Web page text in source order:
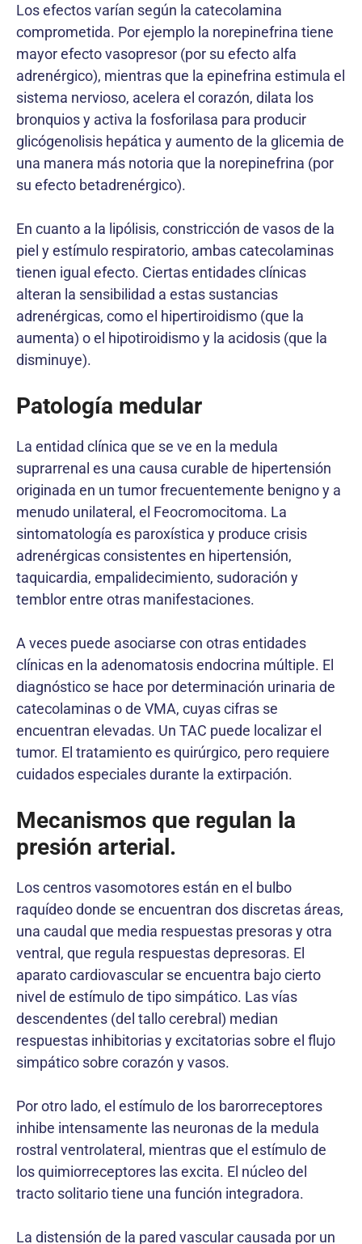
Los efectos varían según la catecolamina
comprometida. Por ejemplo la norepinefrina tiene
mayor efecto vasopresor (por su efecto alfa
adrenérgico), mientras que la epinefrina estimula el
sistema nervioso, acelera el corazón, dilata los
bronquios y activa la fosforilasa para producir
glicógenolisis hepática y aumento de la glicemia de
una manera más notoria que la norepinefrina (por
su efecto betadrenérgico).
En cuanto a la lipólisis, constricción de vasos de la
piel y estímulo respiratorio, ambas catecolaminas
tienen igual efecto. Ciertas entidades clínicas
alteran la sensibilidad a estas sustancias
adrenérgicas, como el hipertiroidismo (que la
aumenta) o el hipotiroidismo y la acidosis (que la
disminuye).
Patología medular
La entidad clínica que se ve en la medula
suprarrenal es una causa curable de hipertensión
originada en un tumor frecuentemente benigno y a
menudo unilateral, el Feocromocitoma. La
sintomatología es paroxística y produce crisis
adrenérgicas consistentes en hipertensión,
taquicardia, empalidecimiento, sudoración y
temblor entre otras manifestaciones.
A veces puede asociarse con otras entidades
clínicas en la adenomatosis endocrina múltiple. El
diagnóstico se hace por determinación urinaria de
catecolaminas o de VMA, cuyas cifras se
encuentran elevadas. Un TAC puede localizar el
tumor. El tratamiento es quirúrgico, pero requiere
cuidados especiales durante la extirpación.
Mecanismos que regulan la
presión arterial.
Los centros vasomotores están en el bulbo
raquídeo donde se encuentran dos discretas áreas,
una caudal que media respuestas presoras y otra
ventral, que regula respuestas depresoras. El
aparato cardiovascular se encuentra bajo cierto
nivel de estímulo de tipo simpático. Las vías
descendentes (del tallo cerebral) median
respuestas inhibitorias y excitatorias sobre el flujo
simpático sobre corazón y vasos.
Por otro lado, el estímulo de los barorreceptores
inhibe intensamente las neuronas de la medula
rostral ventrolateral, mientras que el estímulo de
los quimiorreceptores las excita. El núcleo del
tracto solitario tiene una función integradora.
La distensión de la pared vascular causada por un